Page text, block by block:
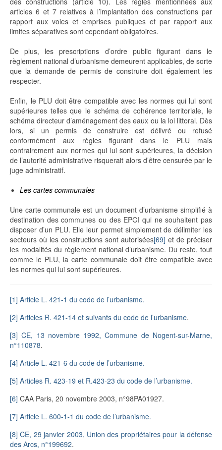
articles 6 et 7 relatives à l’implantation des constructions par
rapport aux voies et emprises publiques et par rapport aux
limites séparatives sont cependant obligatoires.
De plus, les prescriptions d’ordre public figurant dans le
règlement national d’urbanisme demeurent applicables, de sorte
que la demande de permis de construire doit également les
respecter.
Enfin, le PLU doit être compatible avec les normes qui lui sont
supérieures telles que le schéma de cohérence territoriale, le
schéma directeur d’aménagement des eaux ou la loi littoral. Dès
lors, si un permis de construire est délivré ou refusé
conformément aux règles figurant dans le PLU mais
contrairement aux normes qui lui sont supérieures, la décision
de l’autorité administrative risquerait alors d’être censurée par le
juge administratif.
Les cartes communales
Une carte communale est un document d’urbanisme simplifié à
destination des communes ou des EPCI qui ne souhaitent pas
disposer d’un PLU. Elle leur permet simplement de délimiter les
secteurs où les constructions sont autorisées[69] et de préciser
les modalités du règlement national d’urbanisme. Du reste, tout
comme le PLU, la carte communale doit être compatible avec
les normes qui lui sont supérieures.
[1] Article L. 421-1 du code de l’urbanisme.
[2] Articles R. 421-14 et suivants du code de l’urbanisme.
[3] CE, 13 novembre 1992, Commune de Nogent-sur-Marne,
n°110878.
[4] Article L. 421-6 du code de l’urbanisme.
[5] Articles R. 423-19 et R.423-23 du code de l’urbanisme.
[6] CAA Paris, 20 novembre 2003, n°98PA01927.
[7] Article L. 600-1-1 du code de l’urbanisme.
[8] CE, 29 janvier 2003, Union des propriétaires pour la défense
des Arcs, n°199692.